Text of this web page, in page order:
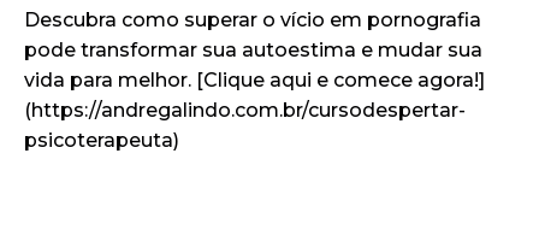
Descubra como superar o vício em pornografia
pode transformar sua autoestima e mudar sua
vida para melhor. [Clique aqui e comece agora!]
(https://andregalindo.com.br/cursodespertar-
psicoterapeuta)